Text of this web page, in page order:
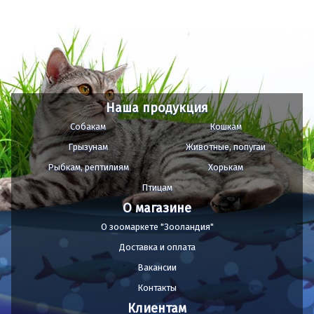
Наша продукция
Собакам
Кошкам
Грызунам
Животные, попугаи
Рыбкам, рептилиям
Хорькам
Птицам
О магазине
О зоомаркете "Зооландия"
Доставка и оплата
Вакансии
Контакты
Клиентам